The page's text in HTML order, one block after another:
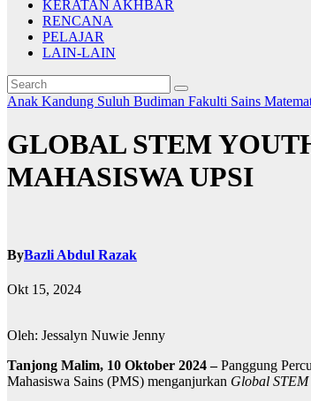
KERATAN AKHBAR
RENCANA
PELAJAR
LAIN-LAIN
Anak Kandung Suluh Budiman Fakulti Sains
GLOBAL STEM
MAHASISWA UPSI
ByBazli Abdul Razak
Okt 15, 2024
Oleh: Jessalyn Nuwie Jenny
Tanjong Malim, 10 Oktober 2024 –Panggung
Mahasiswa Sains (PMS) menganjurkan Global